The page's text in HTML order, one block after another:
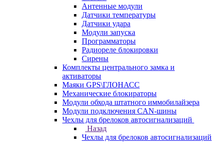
Антенные модули
Датчики температуры
Датчики удара
Модули запуска
Программаторы
Радиореле блокировки
Сирены
Комплекты центрального замка и
активаторы
Маяки GPS\ГЛОНАСС
Механические блокираторы
Модули обхода штатного иммобилайзера
Модули подключения CAN-шины
Чехлы для брелоков автосигнализаций
Назад
Чехлы для брелоков автосигнализаций